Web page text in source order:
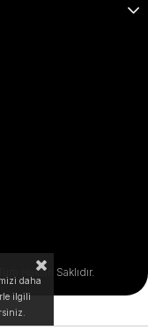
Hakları Saklıdır.
daha
ilgili